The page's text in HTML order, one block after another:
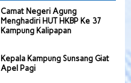
Camat Negeri Agung
Menghadiri HUT HKBP Ke 37
Kampung Kalipapan
Kepala Kampung Sunsang Giat
Apel Pagi